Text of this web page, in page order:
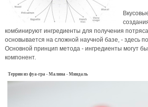
комбинируют ингредиенты для получения
основывается на сложной научной базе, - здесь
Основной принцип метода - ингредиенты могут
компонент.
Террин из фуа-гра - Малина - Миндаль